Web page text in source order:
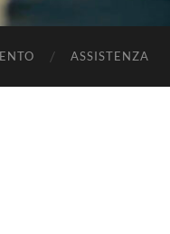
ASSISTENZA